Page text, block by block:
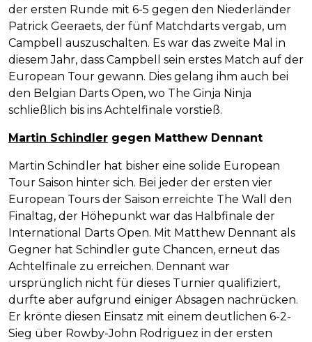
der ersten Runde mit 6-5 gegen den Niederländer
Patrick Geeraets, der fünf Matchdarts vergab, um
Campbell auszuschalten. Es war das zweite Mal in
diesem Jahr, dass Campbell sein erstes Match auf der
European Tour gewann. Dies gelang ihm auch bei
den Belgian Darts Open, wo The Ginja Ninja
schließlich bis ins Achtelfinale vorstieß.
Martin Schindler gegen Matthew Dennant
Martin Schindler hat bisher eine solide European
Tour Saison hinter sich. Bei jeder der ersten vier
European Tours der Saison erreichte The Wall den
Finaltag, der Höhepunkt war das Halbfinale der
International Darts Open. Mit Matthew Dennant als
Gegner hat Schindler gute Chancen, erneut das
Achtelfinale zu erreichen. Dennant war
ursprünglich nicht für dieses Turnier qualifiziert,
durfte aber aufgrund einiger Absagen nachrücken.
Er krönte diesen Einsatz mit einem deutlichen 6-2-
Sieg über Rowby-John Rodriguez in der ersten